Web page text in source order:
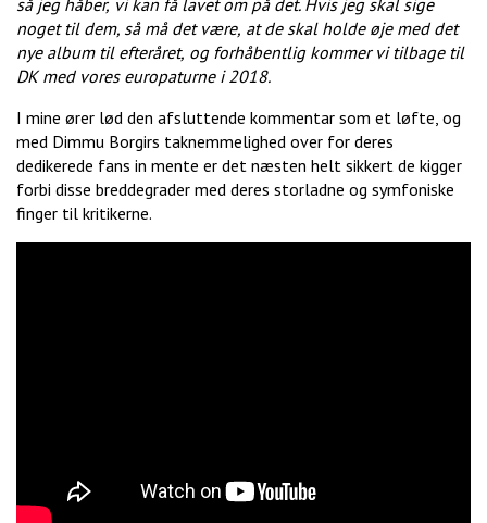
så jeg håber, vi kan få lavet om på det. Hvis jeg skal sige
noget til dem, så må det være, at de skal holde øje med det
nye album til efteråret, og forhåbentlig kommer vi tilbage til
DK med vores europaturne i 2018.
I mine ører lød den afsluttende kommentar som et løfte, og
med Dimmu Borgirs taknemmelighed over for deres
dedikerede fans in mente er det næsten helt sikkert de kigger
forbi disse breddegrader med deres storladne og symfoniske
finger til kritikerne.